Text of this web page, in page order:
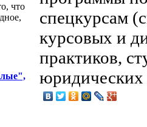
что
спецкурсам
курсовых и
практиков,
юридических